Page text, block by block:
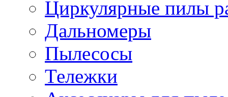
Циркулярные пилы
Дальномеры
Пылесосы
Тележки